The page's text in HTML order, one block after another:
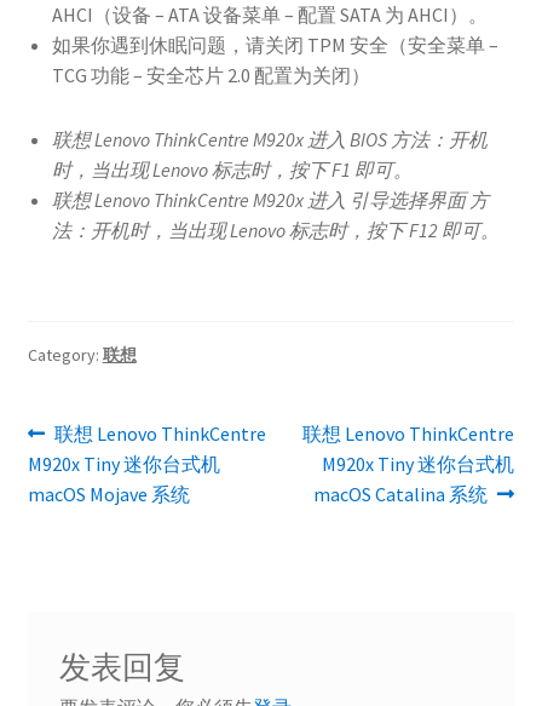
AHCI（设备 – ATA 设备菜单 – 配置 SATA 为 AHCI）。
如果你遇到休眠问题，请关闭 TPM 安全（安全菜单 –
TCG 功能 – 安全芯片 2.0 配置为关闭）
联想 Lenovo ThinkCentre M920x 进入 BIOS 方法：开机
时，当出现 Lenovo 标志时，按下 F1 即可。
联想 Lenovo ThinkCentre M920x 进入 引导选择界面 方
法：开机时，当出现Lenovo 标志时，按下 F12 即可。
Category: 联想
文
章
Previous
post:
联想 Lenovo ThinkCentre
M920x Tiny 迷你台式机
macOS Mojave 系统
Next
post:
联想 Lenovo ThinkCentre
M920x Tiny 迷你台式机
macOS Catalina 系统
发表回复